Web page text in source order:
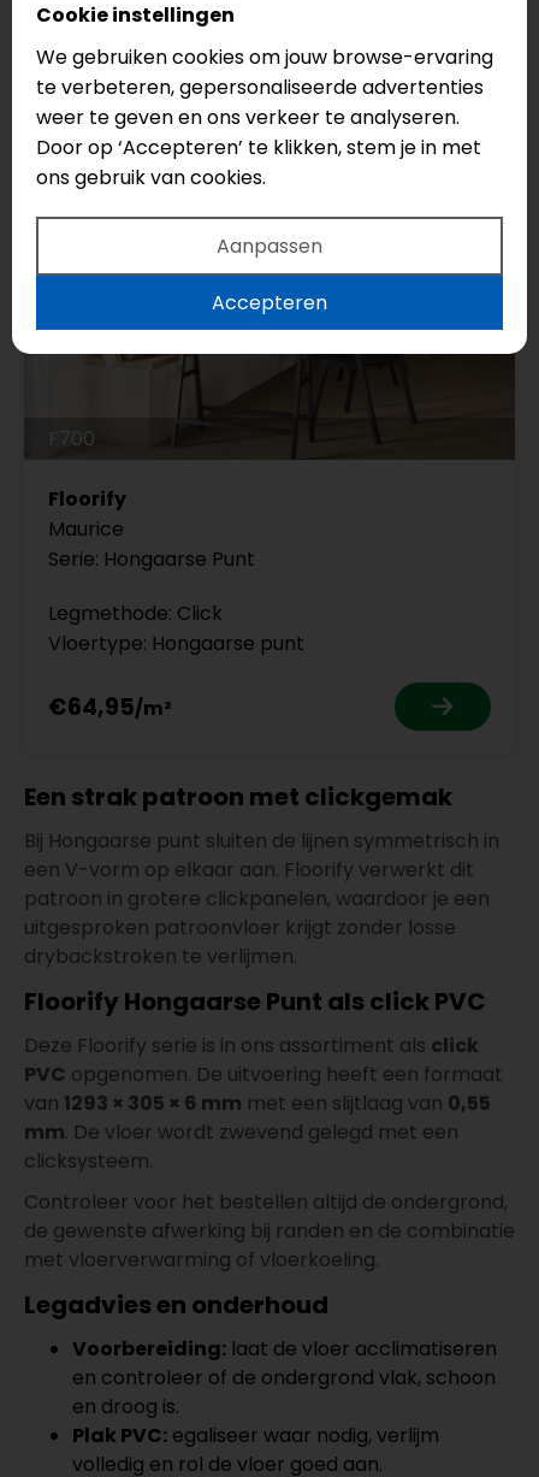
€64,95
F700
Floorify
Maurice
Serie: Hongaarse Punt
Legmethode: Click
Vloertype: Hongaarse punt
€64,95
Een strak patroon met clickgemak
Bij Hongaarse punt sluiten de lijnen symmetrisch in
een V-vorm op elkaar aan. Floorify verwerkt dit
patroon in grotere clickpanelen, waardoor je een
uitgesproken patroonvloer krijgt zonder losse
drybackstroken te verlijmen.
Floorify Hongaarse Punt als click PVC
Deze Floorify serie is in ons assortiment als click
PVC opgenomen. De uitvoering heeft een formaat
van 1293 × 305 × 6 mm met een slijtlaag van 0,55
mm. De vloer wordt zwevend gelegd met een
clicksysteem.
Controleer voor het bestellen altijd de ondergrond,
de gewenste afwerking bij randen en de combinatie
met vloerverwarming of vloerkoeling.
Legadvies en onderhoud
Voorbereiding: laat de vloer acclimatiseren
en controleer of de ondergrond vlak, schoon
en droog is.
Plak PVC: egaliseer waar nodig, verlijm
volledig en rol de vloer goed aan.
Cookie instellingen
We gebruiken cookies om jouw browse-ervaring
te verbeteren, gepersonaliseerde advertenties
weer te geven en ons verkeer te analyseren.
Door op ‘Accepteren’ te klikken, stem je in met
ons gebruik van cookies.
Aanpassen
Accepteren